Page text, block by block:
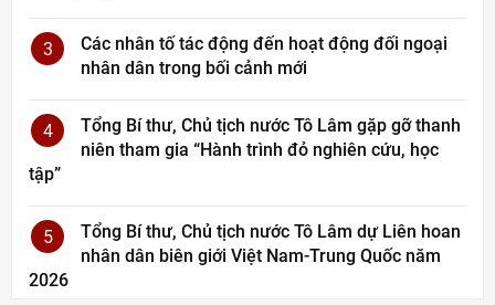
3
Các nhân tố tác động đến hoạt động đối ngoại
nhân dân trong bối cảnh mới
4
Tổng Bí thư, Chủ tịch nước Tô Lâm gặp gỡ thanh
niên tham gia “Hành trình đỏ nghiên cứu, học
tập”
5
Tổng Bí thư, Chủ tịch nước Tô Lâm dự Liên hoan
nhân dân biên giới Việt Nam-Trung Quốc năm
2026